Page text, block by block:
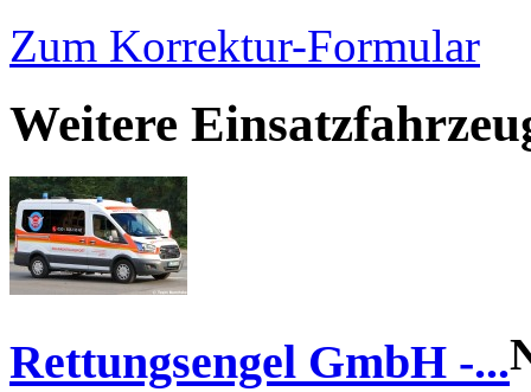
Zum Korrektur-Formular
Weitere
Rettungsengel GmbH -...